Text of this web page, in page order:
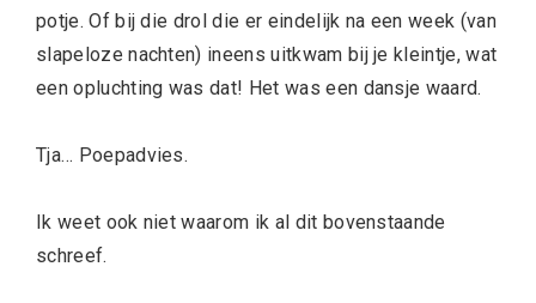
potje. Of bij die drol die er eindelijk na een week (van
slapeloze nachten) ineens uitkwam bij je kleintje, wat
een opluchting was dat! Het was een dansje waard.
Tja… Poepadvies.
Ik weet ook niet waarom ik al dit bovenstaande
schreef.